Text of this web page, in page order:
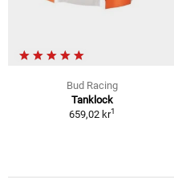
Bud Racing
Tanklock
659,02 kr1